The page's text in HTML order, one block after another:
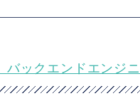
バックエンドエン